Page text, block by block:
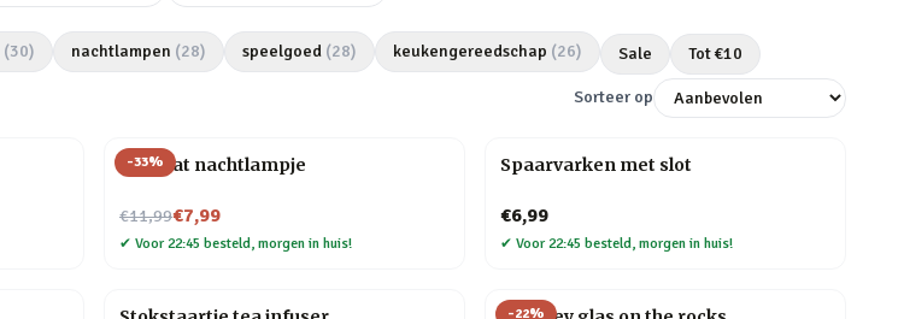
(30) nachtlampen (28) speelgoed (28) keukengereedschap (26) Sale Tot €10
Sorteer op
-33%
Mini kat nachtlampje
€11,99
Nu voor€7,99
✔ Voor 22:45 besteld, morgen in huis!
Spaarvarken met slot
€6,99
✔ Voor 22:45 besteld, morgen in huis!
-22%